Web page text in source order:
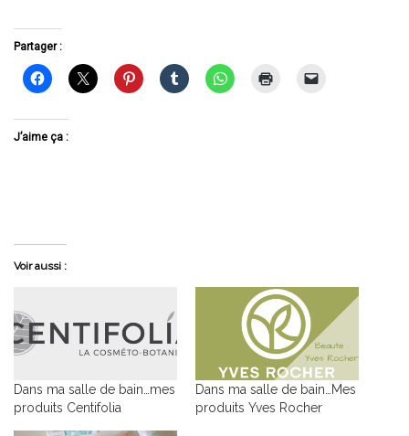
Partager :
J’aime ça :
Voir aussi :
Dans ma salle de bain…mes
produits Centifolia
Dans ma salle de bain…Mes
produits Yves Rocher